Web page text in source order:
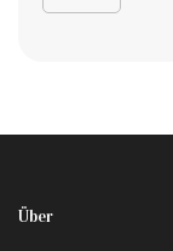
Über